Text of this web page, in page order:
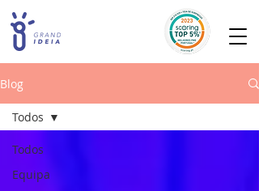
Blog
Todos
Equipa
Todos